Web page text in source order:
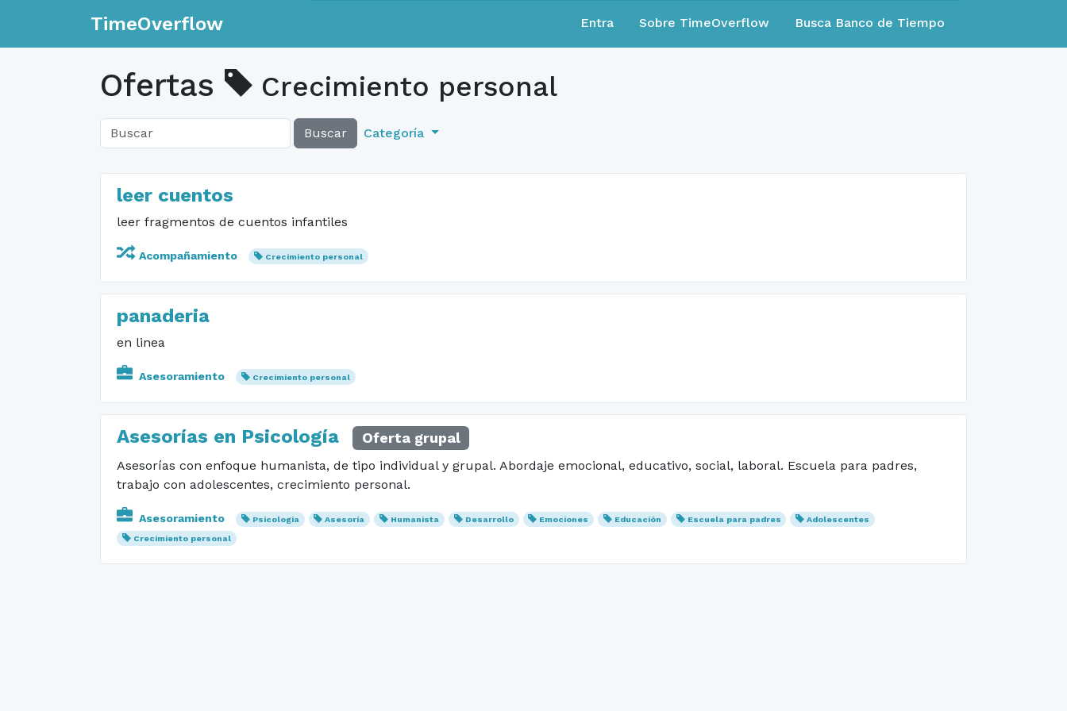
TimeOverflow Entra Sobre TimeOverflow Busca Banco de Tiempo
Ofertas Crecimiento personal
Buscar Categoría
leer cuentos
leer fragmentos de cuentos infantiles
Acompañamiento Crecimiento personal
panaderia
en linea
Asesoramiento Crecimiento personal
Asesorías en Psicología Oferta grupal
Asesorías con enfoque humanista, de tipo individual y grupal. Abordaje emocional, educativo, social, laboral. Escuela para padres,
trabajo con adolescentes, crecimiento personal.
Asesoramiento Psicología Asesoría Humanista Desarrollo Emociones Educación Escuela para padres
Adolescentes
Crecimiento personal